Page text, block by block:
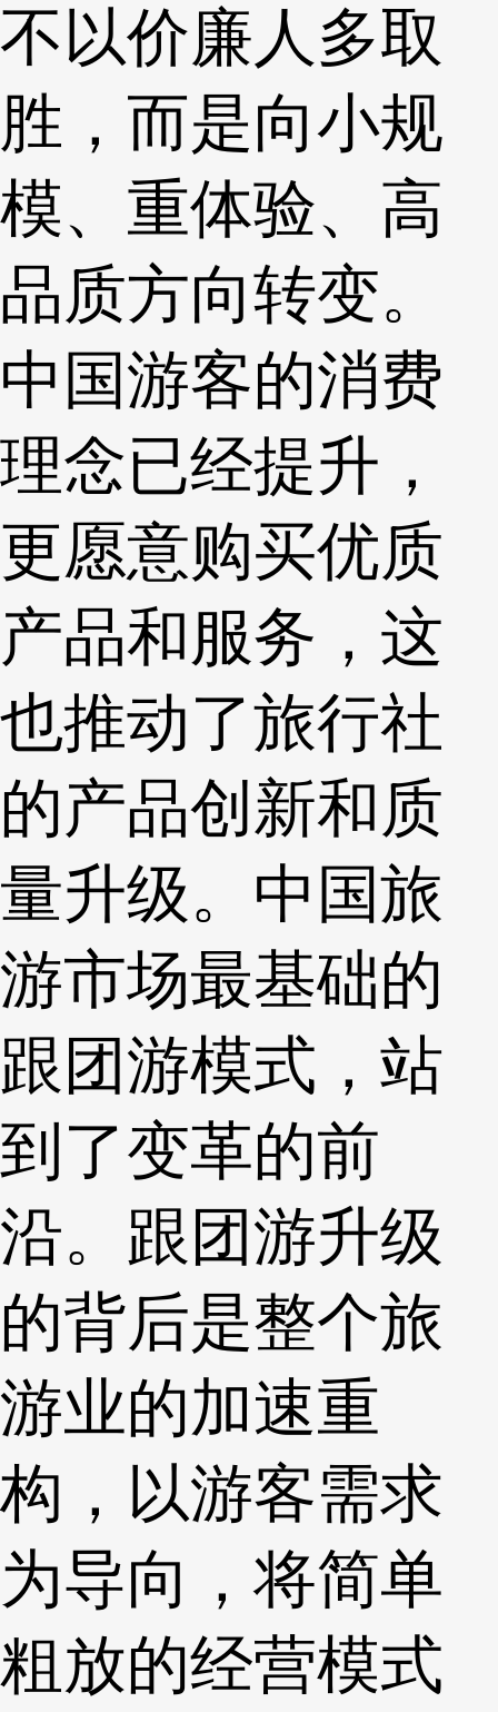
不以价廉人多取
胜，而是向小规
模、重体验、高
品质方向转变。
中国游客的消费
理念已经提升，
更愿意购买优质
产品和服务，这
也推动了旅行社
的产品创新和质
量升级。中国旅
游市场最基础的
跟团游模式，站
到了变革的前
沿。跟团游升级
的背后是整个旅
游业的加速重
构，以游客需求
为导向，将简单
粗放的经营模式